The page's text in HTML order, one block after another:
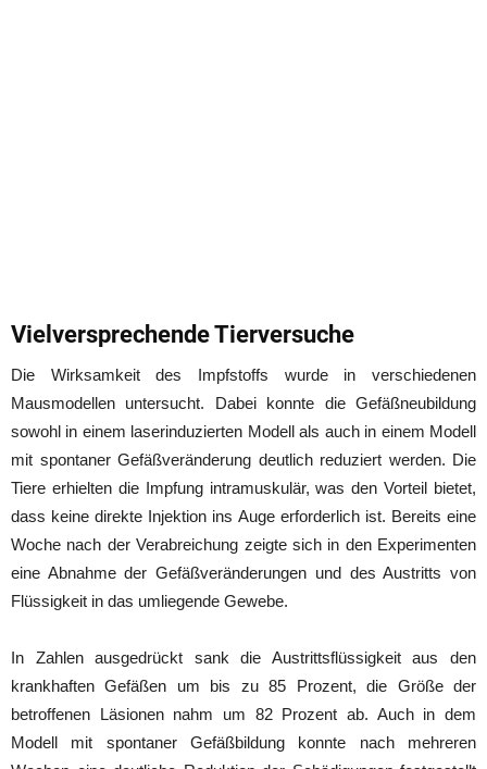
Vielversprechende Tierversuche
Die Wirksamkeit des Impfstoffs wurde in verschiedenen
Mausmodellen untersucht. Dabei konnte die Gefäßneubildung
sowohl in einem laserinduzierten Modell als auch in einem Modell
mit spontaner Gefäßveränderung deutlich reduziert werden. Die
Tiere erhielten die Impfung intramuskulär, was den Vorteil bietet,
dass keine direkte Injektion ins Auge erforderlich ist. Bereits eine
Woche nach der Verabreichung zeigte sich in den Experimenten
eine Abnahme der Gefäßveränderungen und des Austritts von
Flüssigkeit in das umliegende Gewebe.
In Zahlen ausgedrückt sank die Austrittsflüssigkeit aus den
krankhaften Gefäßen um bis zu 85 Prozent, die Größe der
betroffenen Läsionen nahm um 82 Prozent ab. Auch in dem
Modell mit spontaner Gefäßbildung konnte nach mehreren